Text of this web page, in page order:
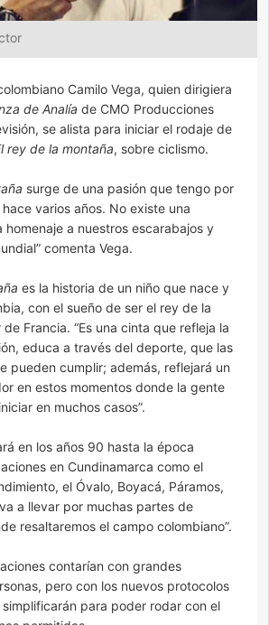
Camilo Vega, quien dirigiera
de Analía de CMO Producciones
se alista para iniciar el rodaje de
rey de la montaña, sobre ciclismo.
surge de una pasión que tengo por
varios años. No existe una
homenaje a nuestros escarabajos y
comenta Vega.
es la historia de un niño que nace y
con el sueño de ser el rey de la
Francia. “Es una cinta que refleja la
educa a través del deporte, que las
pueden cumplir; además, reflejará un
en estos momentos donde la gente
en muchos casos”.
en los años 90 hasta la época
en Cundinamarca como el
el Óvalo, Boyacá, Páramos,
a llevar por muchas partes de
resaltaremos el campo colombiano”.
contarían con grandes
pero con los nuevos protocolos
para poder rodar con el